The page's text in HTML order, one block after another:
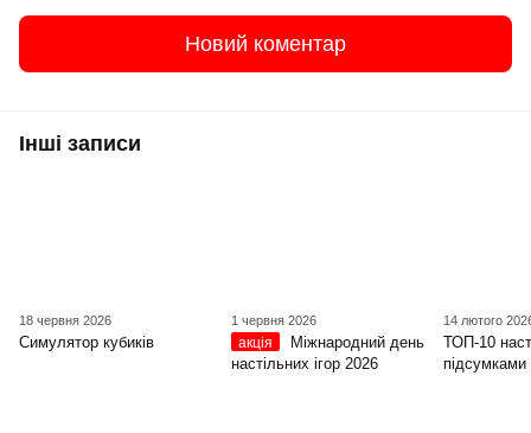
Новий коментар
Інші записи
18 червня 2026
Симулятор кубиків
1 червня 2026
акція
Міжнародний день
настільних ігор 2026
14 лютого
ТОП-10